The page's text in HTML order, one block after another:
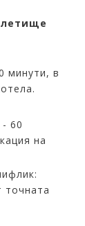
минути, в
60
на
точната